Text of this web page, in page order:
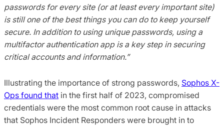
passwords for every site (or at least every important site)
is still one of the best things you can do to keep yourself
secure. In addition to using unique passwords, using a
multifactor authentication app is a key step in securing
critical accounts and information.”
Illustrating the importance of strong passwords, Sophos X-
Ops found that in the first half of 2023, compromised
credentials were the most common root cause in attacks
that Sophos Incident Responders were brought in to